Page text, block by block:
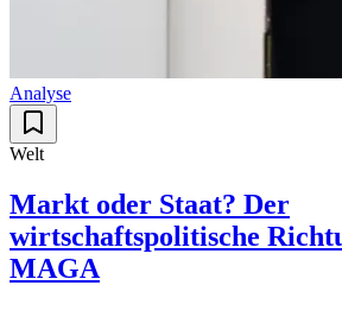
Analyse
Welt
Markt oder Staat? Der
wirtschaftspolitische
MAGA